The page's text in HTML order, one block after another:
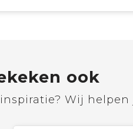
ook
Wij helpen